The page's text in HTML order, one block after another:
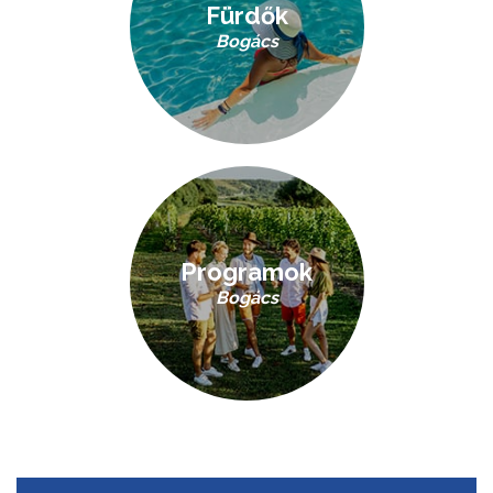
Fürdők
Bogács
Programok
Bogács